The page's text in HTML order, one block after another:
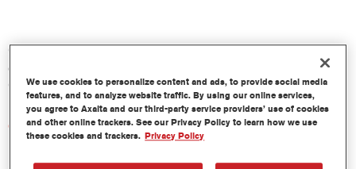
Centari Mastertint es un tinte concentrado de base disolvente
que forma parte de las gamas de acabado y bases bicapa
Centari.
Características del producto
Sistema de pintado de base disolvente, único por su
versatilidad y facilidad de uso.
We use cookies to personalize content and ads, to provide social media
features, and to analyze website traffic. By using our online services,
you agree to Axalta and our third-party service providers’ use of cookies
and other online trackers. See our Privacy Policy to learn how we use
these cookies and trackers. Privacy Policy